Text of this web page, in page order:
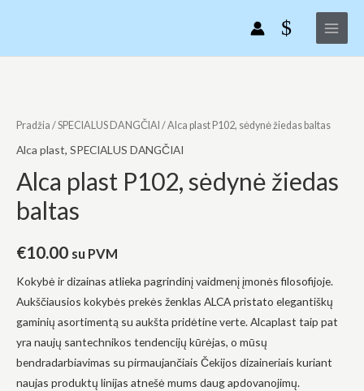
Main
Menu
Pradžia /SPECIALUS DANGČIAI / Alca plast P102, sėdynė žiedas baltas
Alca plast, SPECIALUS DANGČIAI
Alca plast P102, sėdynė žiedas
baltas
€10.00 su PVM
Kokybė ir dizainas atlieka pagrindinį vaidmenį įmonės filosofijoje.
Aukščiausios kokybės prekės ženklas ALCA pristato elegantiškų
gaminių asortimentą su aukšta pridėtine verte. Alcaplast taip pat
yra naujų santechnikos tendencijų kūrėjas, o mūsų
bendradarbiavimas su pirmaujančiais Čekijos dizaineriais kuriant
naujas produktų linijas atnešė mums daug apdovanojimų.
Alca
plast
sėdynė
žiedas
žiedas